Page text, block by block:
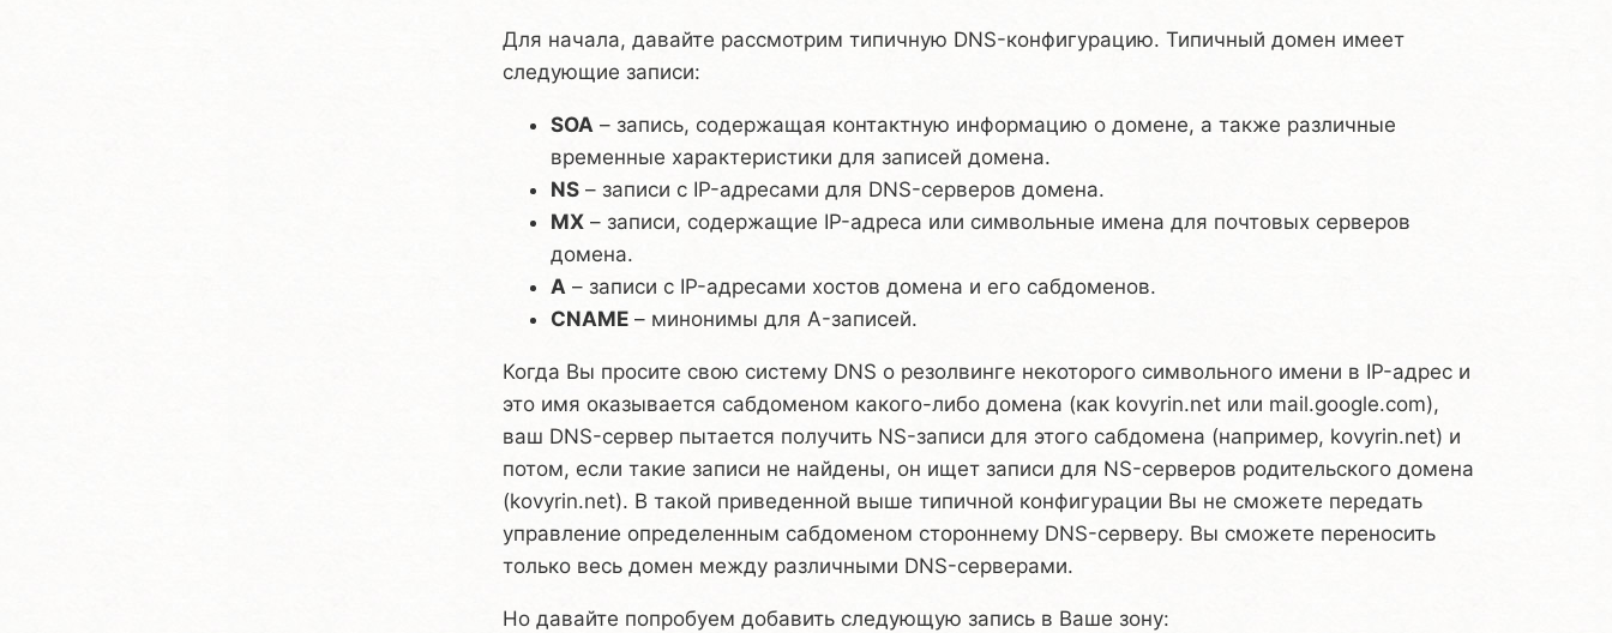
Для начала, давайте рассмотрим типичную DNS-конфигурацию. Типичный домен имеет
следующие записи:
SOA – запись, содержащая контактную информацию о домене, а также различные
временные характеристики для записей домена.
NS – записи с IP-адресами для DNS-серверов домена.
MX – записи, содержащие IP-адреса или символьные имена для почтовых серверов
домена.
A – записи с IP-адресами хостов домена и его сабдоменов.
CNAME – минонимы для A-записей.
Когда Вы просите свою систему DNS о резолвинге некоторого символьного имени в IP-адрес и
это имя оказывается сабдоменом какого-либо домена (как kovyrin.net или mail.google.com),
ваш DNS-сервер пытается получить NS-записи для этого сабдомена (например, kovyrin.net) и
потом, если такие записи не найдены, он ищет записи для NS-серверов родительского домена
(kovyrin.net). В такой приведенной выше типичной конфигурации Вы не сможете передать
управление определенным сабдоменом стороннему DNS-серверу. Вы сможете переносить
только весь домен между различными DNS-серверами.
Но давайте попробуем добавить следующую запись в Ваше зону: